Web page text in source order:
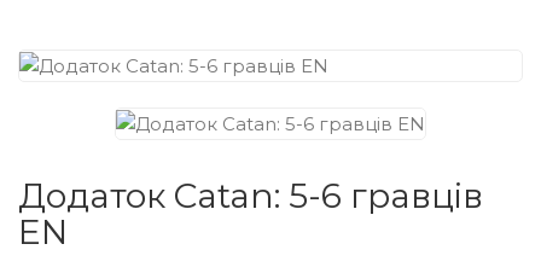
Додаток Catan: 5-6 гравців
EN